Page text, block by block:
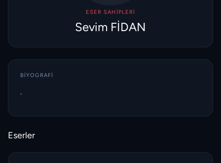
ESER SAHIPLERI
Sevim FİDAN
BIYOGRAFI
.
Eserler